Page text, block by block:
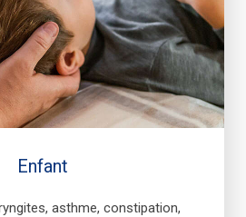
Enfant
asthme, constipation,